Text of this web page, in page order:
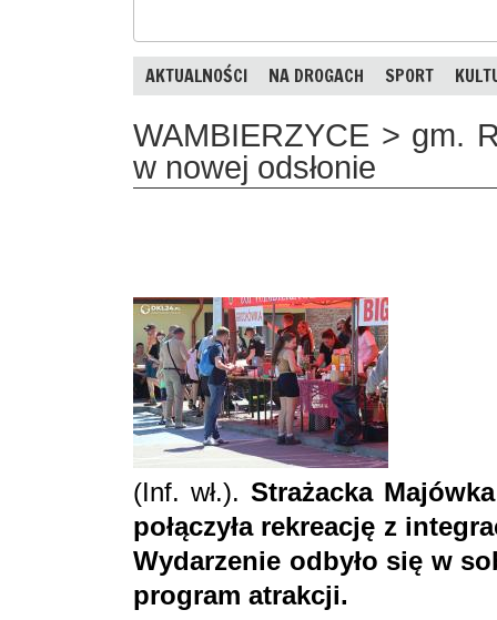
AKTUALNOŚCI NA DROGACH SPORT
WAMBIERZYCE > gm.
w nowej odsłonie
(Inf. wł.). Strażacka
połączyła rekreację z
Wydarzenie odbyło się w
program atrakcji.